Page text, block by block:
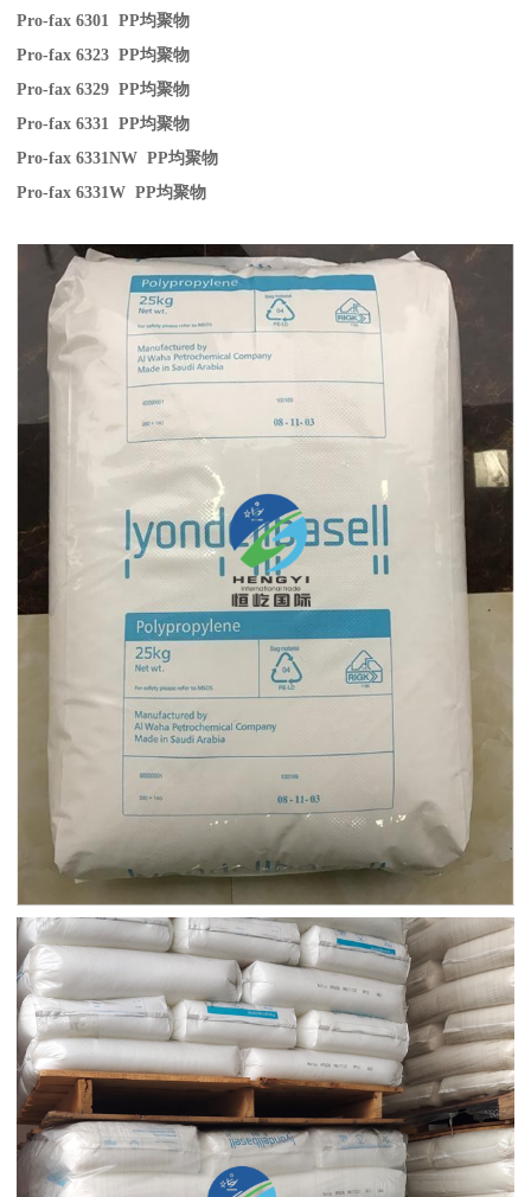
Pro-fax 6301 PP均聚物
Pro-fax 6323 PP均聚物
Pro-fax 6329 PP均聚物
Pro-fax 6331 PP均聚物
Pro-fax 6331NW PP均聚物
Pro-fax 6331W PP均聚物